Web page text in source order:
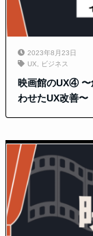
2023年8月23日
UX
ビジネス
映画館のUX④ 〜
わせたUX改善〜